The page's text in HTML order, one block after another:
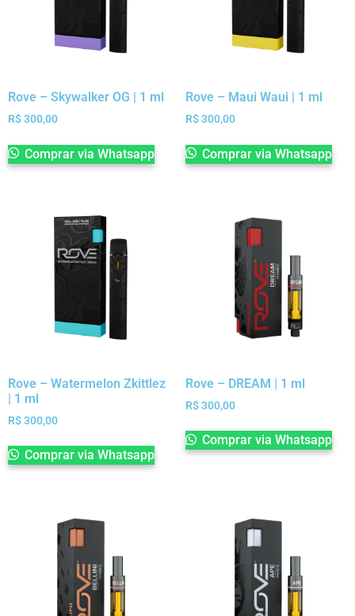
Rove – Skywalker OG | 1 ml
R$300,00
Comprar via Whatsapp
Rove – Maui Waui | 1 ml
R$300,00
Comprar via Whatsapp
Rove – Watermelon Zkittlez
| 1 ml
R$300,00
Comprar via Whatsapp
Rove – DREAM | 1 ml
R$300,00
Comprar via Whatsapp